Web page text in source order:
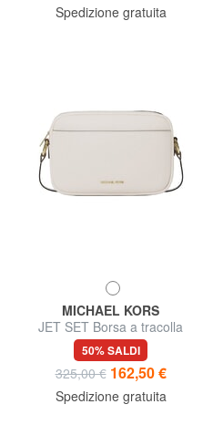
Spedizione gratuita
MICHAEL KORS
JET SET Borsa a tracolla
regolabile, in pelle
50% SALDI
325,00 € 162,50 €
Spedizione gratuita